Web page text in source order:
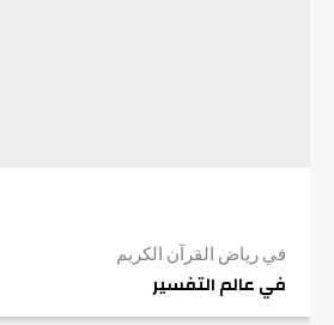
في رياض القرآن الكريم
في عالم التفسير